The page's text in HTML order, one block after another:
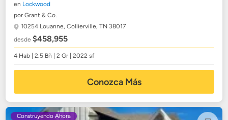
en Lockwood
por Grant & Co.
10254 Louanne,Collierville, TN 38017
desde$458,955
4 Hab | 2.5 Bñ | 2 Gr | 2022 sf
Conozca Más
Construyendo Ahora